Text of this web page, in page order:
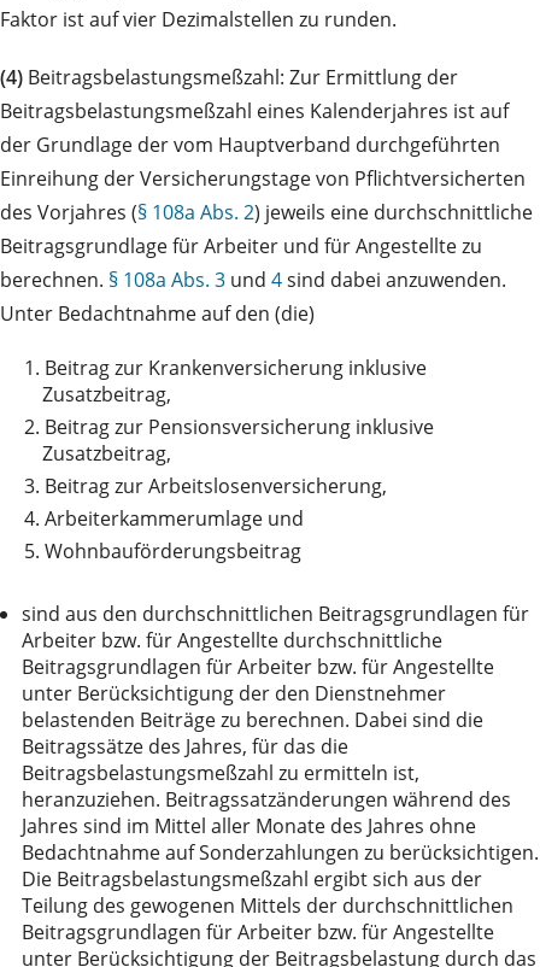
Faktor ist auf vier Dezimalstellen zu runden.
(4) Beitragsbelastungsmeßzahl: Zur Ermittlung der
Beitragsbelastungsmeßzahl eines Kalenderjahres ist auf
der Grundlage der vom Hauptverband durchgeführten
Einreihung der Versicherungstage von Pflichtversicherten
des Vorjahres (§ 108a Abs. 2) jeweils eine durchschnittliche
Beitragsgrundlage für Arbeiter und für Angestellte zu
berechnen. § 108a Abs. 3 und 4sind dabei anzuwenden.
Unter Bedachtnahme auf den (die)
1. Beitrag zur Krankenversicherung inklusive
Zusatzbeitrag,
2. Beitrag zur Pensionsversicherung inklusive
Zusatzbeitrag,
3. Beitrag zur Arbeitslosenversicherung,
4. Arbeiterkammerumlage und
5. Wohnbauförderungsbeitrag
sind aus den durchschnittlichen Beitragsgrundlagen für
Arbeiter bzw. für Angestellte durchschnittliche
Beitragsgrundlagen für Arbeiter bzw. für Angestellte
unter Berücksichtigung der den Dienstnehmer
belastenden Beiträge zu berechnen. Dabei sind die
Beitragssätze des Jahres, für das die
Beitragsbelastungsmeßzahl zu ermitteln ist,
heranzuziehen. Beitragssatzänderungen während des
Jahres sind im Mittel aller Monate des Jahres ohne
Bedachtnahme auf Sonderzahlungen zu berücksichtigen.
Die Beitragsbelastungsmeßzahl ergibt sich aus der
Teilung des gewogenen Mittels der durchschnittlichen
Beitragsgrundlagen für Arbeiter bzw. für Angestellte
unter Berücksichtigung der Beitragsbelastung durch das